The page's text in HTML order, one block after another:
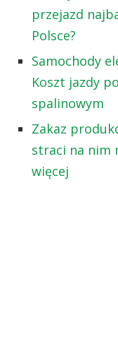
przejazd
Polsce?
Samochody
Koszt jazdy
spalinowym
Zakaz
straci na nim
więcej